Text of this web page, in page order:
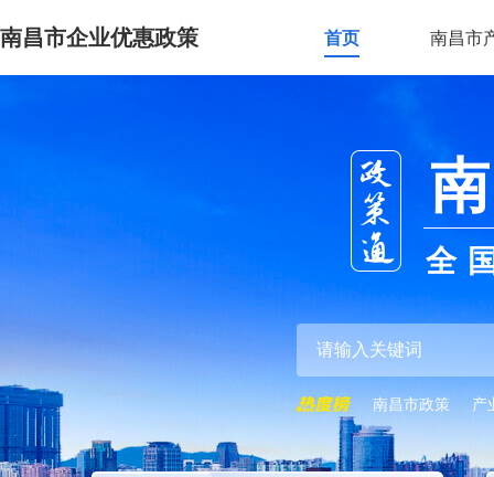
南昌市企业优惠政策 首页 南昌市
全
南昌市政策 产